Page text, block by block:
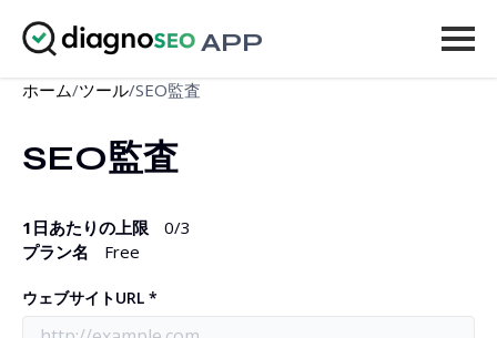
APP
ツール
料金
ログイン
ホーム/ツール/SEO監査
SEO監査
1日あたりの上限 0/3
プラン名
Free
ウェブサイトURL *